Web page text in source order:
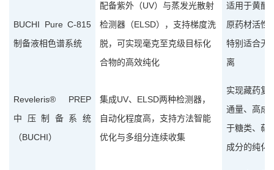
BUCHI Pure C-815
制备液相色谱系统
配备紫外（UV）与蒸发光散射
检测器（ELSD），支持梯度洗
脱，可实现毫克至克级目标化
合物的高效纯化
适用于黄酮
原药材活性
特别适合无
离
Reveleris® PREP
中压制备系统
（BUCHI）
集成UV、 ELSD两种检测器，
自动化程度高，支持方法智能
优化与多组分连续收集
实现藏药复
通量、高成
于糖类、萜
成分的纯化